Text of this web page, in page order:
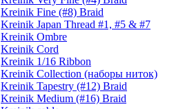
Kreinik Fine (#8) Braid
Kreinik Japan Thread #1, #5 & #7
Kreinik Ombre
Kreinik Cord
Kreinik 1/16 Ribbon
Kreinik Collection (наборы ниток)
Kreinik Tapestry (#12) Braid
Kreinik Medium (#16) Braid